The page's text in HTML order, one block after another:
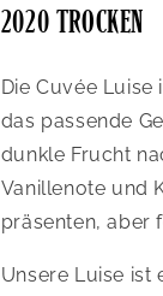
2020 TROCKEN
Die Cuvée
das passende
dunkle Frucht
Vanillenote und
präsenten, aber
Unsere Luise ist